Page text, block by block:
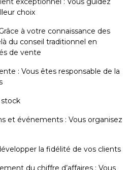
choix
à votre connaissance des
du conseil traditionnel en
de vente
: Vous êtes responsable de la
et événements : Vous organisez
la fidélité de vos clients
du chiffre d’affaires : Vous